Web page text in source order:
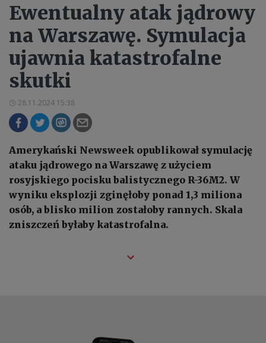
Ewentualny atak jądrowy
na Warszawę. Symulacja
ujawnia katastrofalne
skutki
28.11.2024 15:38
Amerykański Newsweek opublikował symulację
ataku jądrowego na Warszawę z użyciem
rosyjskiego pocisku balistycznego R-36M2. W
wyniku eksplozji zginęłoby ponad 1,3 miliona
osób, a blisko milion zostałoby rannych. Skala
zniszczeń byłaby katastrofalna.